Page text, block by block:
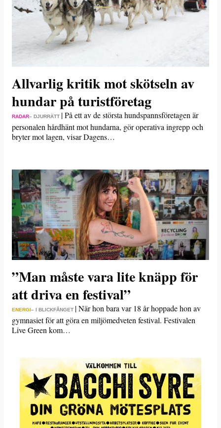
Allvarlig kritik mot skötseln av
hundar på turistföretag
RADAR– DJURRÄTT |På ett av de största hundspannsföretagen är
personalen hårdhänt mot hundarna, gör operativa ingrepp och
bryter mot lagen, visar Dagens…
”Man måste vara lite knäpp för
att driva en festival”
ENERGI– I BLICKFÅNGET |När hon bara var 18 år hoppade hon av
gymnasiet för att göra en miljömedveten festival. Festivalen
Live Green kom…